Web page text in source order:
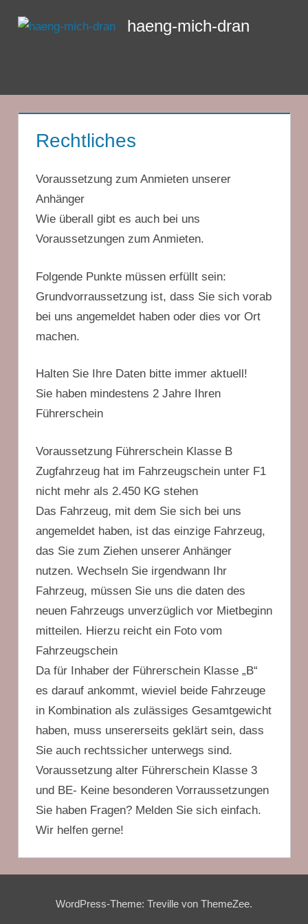
Inhalt
haeng-mich-dran
Rechtliches
Voraussetzung zum Anmieten unserer
Anhänger
Wie überall gibt es auch bei uns
Voraussetzungen zum Anmieten.
Folgende Punkte müssen erfüllt sein:
Grundvorraussetzung ist, dass Sie sich vorab
bei uns angemeldet haben oder dies vor Ort
machen.
Halten Sie Ihre Daten bitte immer aktuell!
Sie haben mindestens 2 Jahre Ihren
Führerschein
Voraussetzung Führerschein Klasse B
Zugfahrzeug hat im Fahrzeugschein unter F1
nicht mehr als 2.450 KG stehen
Das Fahrzeug, mit dem Sie sich bei uns
angemeldet haben, ist das einzige Fahrzeug,
das Sie zum Ziehen unserer Anhänger
nutzen. Wechseln Sie irgendwann Ihr
Fahrzeug, müssen Sie uns die daten des
neuen Fahrzeugs unverzüglich vor Mietbeginn
mitteilen. Hierzu reicht ein Foto vom
Fahrzeugschein
Da für Inhaber der Führerschein Klasse „B“
es darauf ankommt, wieviel beide Fahrzeuge
in Kombination als zulässiges Gesamtgewicht
haben, muss unsererseits geklärt sein, dass
Sie auch rechtssicher unterwegs sind.
Voraussetzung alter Führerschein Klasse 3
und BE- Keine besonderen Vorraussetzungen
Sie haben Fragen? Melden Sie sich einfach.
Wir helfen gerne!
WordPress-Theme: Treville von ThemeZee.